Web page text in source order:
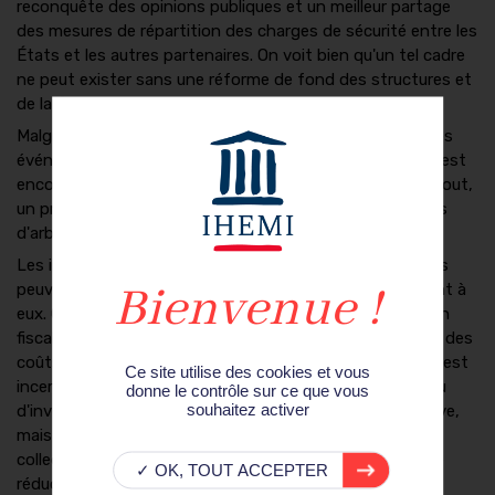
reconquête des opinions publiques et un meilleur partage
des mesures de répartition des charges de sécurité entre les
États et les autres partenaires. On voit bien qu'un tel cadre
ne peut exister sans une réforme de fond des structures et
de la fiscalité.
Malgré la perception des dangers et l'expérience tirée des
événements passés, la passivité des différents acteurs est
encore forte. La résistance au changement est, avant tout,
un principe économique mettant en jeu des mécanismes
d'arbitrages.
Les individus sous-investissent dans leur sécurité, car ils
peuvent penser que les pouvoirs publics se substitueront à
eux. Ce sentiment sera d'autant plus fort que la pression
fiscale est élevée. Le secteur privé va mettre en balance des
coûts immédiats et des bénéfices futurs dont le niveau est
incertain. Une collectivité territoriale arbitrera son niveau
d'investissement en fonction de sa capacité contributive,
mais aussi en fonction de la capacité qu'auront d'autres
collectivités à participer au financement du dispositif de
réduction des risques. L'État central peut, de son côté,
Ce site utilise des cookies et vous
donne le contrôle sur ce que vous
souhaitez activer
✓ OK, TOUT ACCEPTER